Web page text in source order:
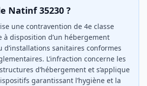
Natinf 35230 ?
une contravention de 4e classe
à disposition d’un hébergement
d’installations sanitaires conformes
L’infraction concerne les
d’hébergement et s’applique
garantissant l’hygiène et la